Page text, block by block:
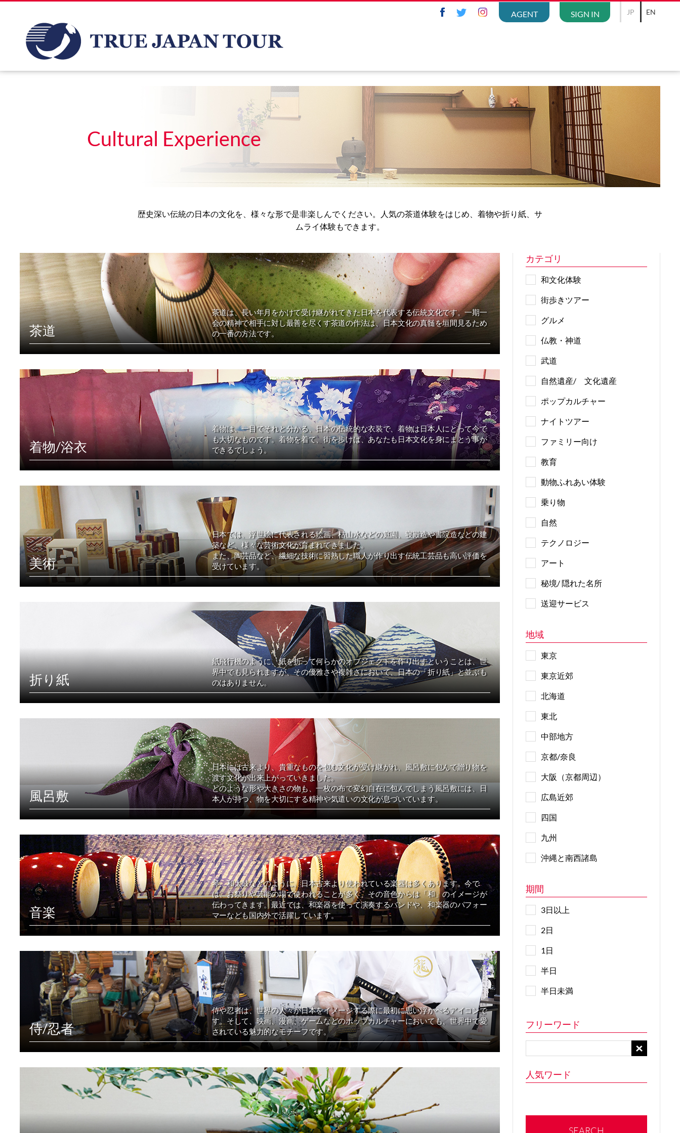
AGENT SIGN IN JP EN
Cultural Experience
歴史深い伝統の日本の文化を、様々な形で是非楽しんでください。人気の茶道体験をはじめ、着物や折り紙、サ
ムライ体験もできます。
茶道
茶道は、長い年月をかけて受け継がれてきた日本を代表する伝統文化です。一期一
会の精神で相手に対し最善を尽くす茶道の作法は、日本文化の真髄を垣間見るため
の一番の方法です。
着物/浴衣
着物は、一目でそれと分かる、日本の伝統的な衣装で、着物は日本人にとって今で
も大切なものです。着物を着て、街を歩けば、あなたも日本文化を身にまとう事が
できるでしょう。
美術
日本では、浮世絵に代表される絵画、枯山水などの庭園、寝殿造や書院造などの建
築など、様々な芸術文化が育まれてきました。
また、陶芸品など、繊細な技術に習熟した職人が作り出す伝統工芸品も高い評価を
受けています。
折り紙
紙飛行機のように、紙を折って何らかのオブジェクトを作り出すということは、世
界中でも見られますが、その優雅さや複雑さにおいて、日本の「折り紙」と並ぶも
のはありません。
風呂敷
日本には古来より、貴重なものを包む文化が受け継がれ、風呂敷に包んで贈り物を
渡す文化が出来上がっていきました。
どのような形や大きさの物も、一枚の布で変幻自在に包んでしまう風呂敷には、日
本人が持つ、物を大切にする精神や気遣いの文化が息づいています。
音楽
琴、和太鼓などのように、日本古来より使われている楽器は多くあります。今で
は、お祭りや芸能の場で使われることが多く、その音色からは「和」のイメージが
伝わってきます。最近では、和楽器を使って演奏するバンドや、和楽器のパフォー
マーなども国内外で活躍しています。
侍/忍者
侍や忍者は、世界の人々が日本をイメージする際に最初に思い浮かべるアイコンで
す。そして、映画、漫画、ゲームなどのポップカルチャーにおいても、世界中で愛
されている魅力的なモチーフです。
カテゴリ
和文化体験
街歩きツアー
グルメ
仏教・神道
武道
自然遺産/ 文化遺産
ポップカルチャー
ナイトツアー
ファミリー向け
教育
動物ふれあい体験
乗り物
自然
テクノロジー
アート
秘境/ 隠れた名所
送迎サービス
地域
東京
東京近郊
北海道
東北
中部地方
京都/奈良
大阪（京都周辺）
広島近郊
四国
九州
沖縄と南西諸島
期間
3日以上
2日
1日
半日
半日未満
フリーワード
人気ワード
SEARCH